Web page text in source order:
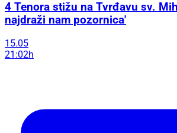
4 Tenora stižu na Tvrđavu sv.
najdraži nam pozornica'
15.05
21:02h